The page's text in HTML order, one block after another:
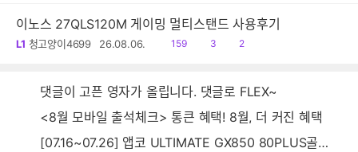
이노스 27QLS120M 게이밍 멀티스탠드 사용후기
L1 청고양이4699 26.08.06.
읽
159
공
3
댓
2
댓글이 고픈 영자가 올립니다. 댓글로 FLEX~
<8월 모바일 출석체크> 통큰 혜택! 8월, 더 커진 혜택
[07.16~07.26] 앱코 ULTIMATE GX850 80PLUS골드 풀모듈러 ATX3.0 블랙